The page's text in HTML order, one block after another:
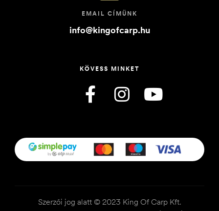
EMAIL CÍMÜNK
info@kingofcarp.hu
KÖVESS MINKET
Szerzői jog alatt © 2023 King Of Carp Kft.